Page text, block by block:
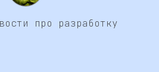
про разработку